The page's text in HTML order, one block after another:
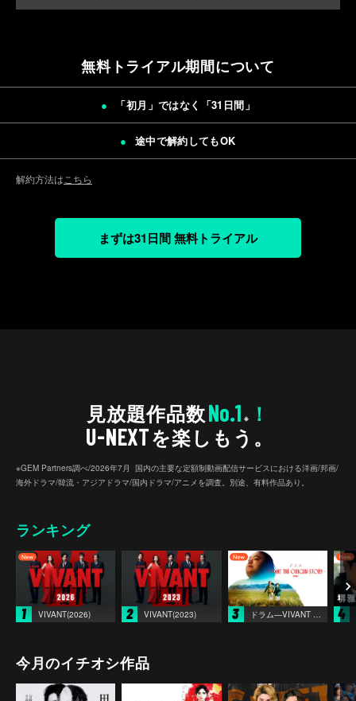
無料トライアル期間について
「初月」ではなく「31日間 」
途中で解約してもOK
解約方法は こちら
まずは31日間 無料トライアル
見放題作品数No.1 ※
！
U-NEXTを楽しもう。
※GEM Partners調べ/2026年7⽉ 国内の主要な定額制動画配信サービスにおける洋画/邦画/
海外ドラマ/韓流・アジアドラマ/国内ドラマ/アニメを調査。別途、有料作品あり。
ランキング
1 VIVANT(2026) 2 VIVANT(2023) 3 ドラム―VIVANT THE ORIGIN STORY― 4
今月のイチオシ作品